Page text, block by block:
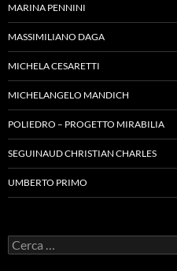
MARINA PENNINI
MASSIMILIANO DAGA
MICHELA CESARETTI
MICHELANGELO MANDICH
POLIEDRO – PROGETTO MIRABILIA
SEGUINAUD CHRISTIAN CHARLES
UMBERTO PRIMO
Ricerca
per: